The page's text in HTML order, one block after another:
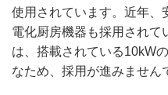
使用されています。近年、
電化厨房機器も採用されて
は、搭載されている10kW
なため、採用が進みません